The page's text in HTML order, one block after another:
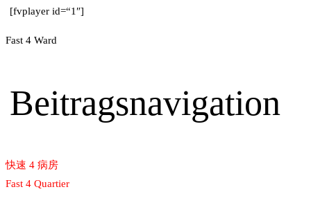
[fvplayer id=“1″]
Fast 4 Ward
Beitragsnavigation
快速 4 病房
Fast 4 Quartier